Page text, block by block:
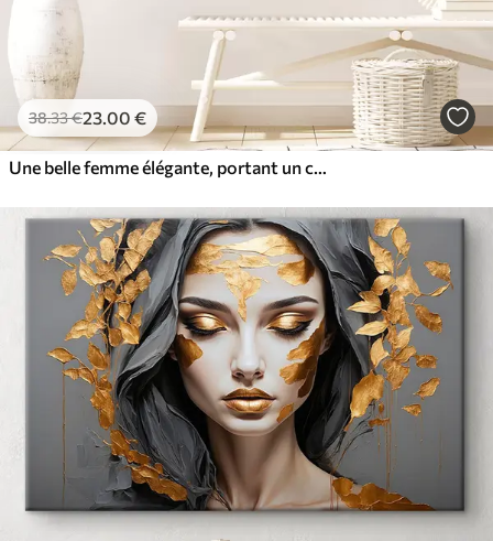
38.33€23.00 €
Une belle femme élégante, portant un couvre-chef